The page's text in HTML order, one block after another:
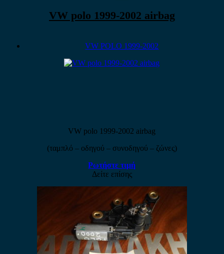
VW polo 1999-2002 airbag
VW POLO 1999-2002
VW polo 1999-2002 airbag
(ταμπλό – οδηγού – συνοδηγού – ζώνες)
Ρωτήστε τιμή
Δείτε επίσης